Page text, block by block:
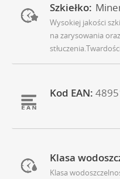
Szkiełko:
Wysokiej jakości
na zarysowania
Kod EAN:
Klasa
Klasa